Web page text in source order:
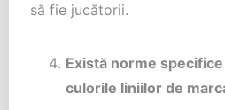
să fie jucătorii.
Există norme
culorile liniilor de